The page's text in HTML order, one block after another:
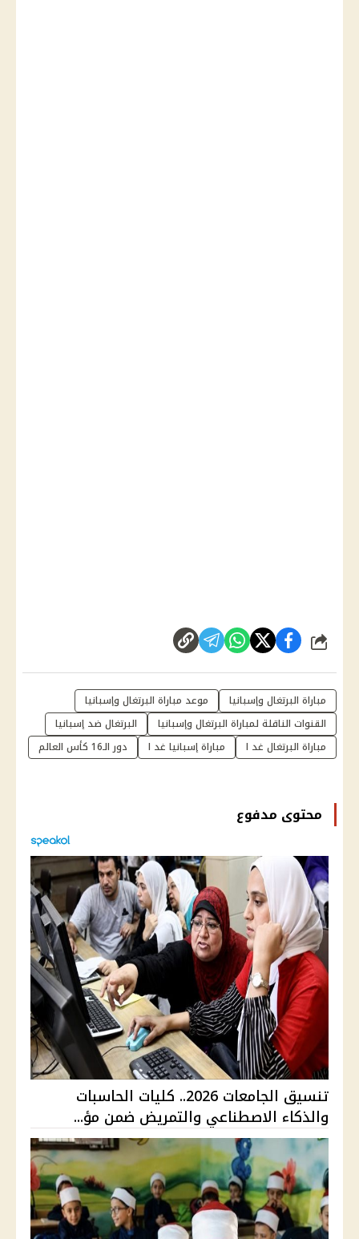
شارك
مباراة البرتغال وإسبانيا
موعد مباراة البرتغال وإسبانيا
القنوات الناقلة لمباراة البرتغال وإسبانيا
البرتغال ضد إسبانيا
مباراة البرتغال غد ا
مباراة إسبانيا غد ا دور الـ16 كأس العالم
محتوى مدفوع
تنسيق الجامعات 2026.. كليات الحاسبات
والذكاء الاصطناعي والتمريض ضمن مؤ...